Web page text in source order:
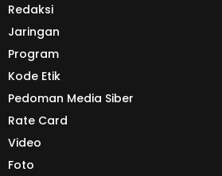
Redaksi
Jaringan
Program
Kode Etik
Pedoman Media Siber
Rate Card
Video
Foto